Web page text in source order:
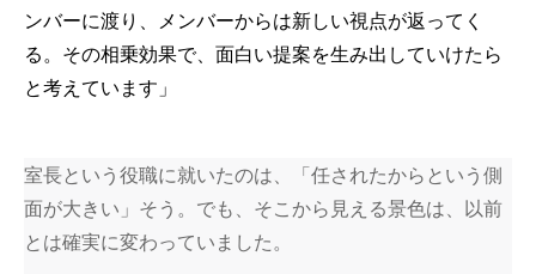
ンバーに渡り、メンバーからは新しい視点が返ってく
る。その相乗効果で、面白い提案を生み出していけたら
と考えています」
室長という役職に就いたのは、「任されたからという側
面が大きい」そう。でも、そこから見える景色は、以前
とは確実に変わっていました。